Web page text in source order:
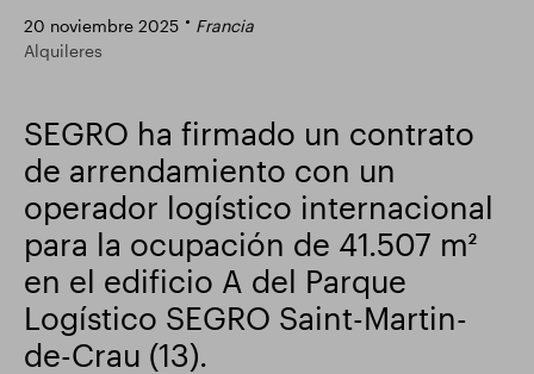
20 noviembre 2025
Francia
Alquileres
SEGRO ha firmado un contrato
de arrendamiento con un
operador logístico internacional
para la ocupación de 41.507 m²
en el edificio A del Parque
Logístico SEGRO Saint-Martin-
de-Crau (13).